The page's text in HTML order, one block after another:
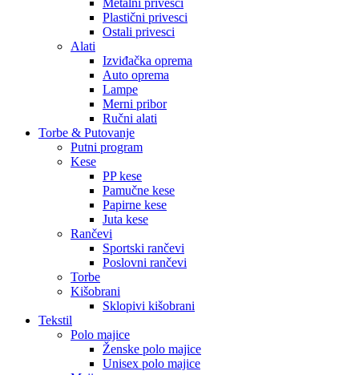
Metalni privesci
Plastični privesci
Ostali privesci
Alati
Izviđačka oprema
Auto oprema
Lampe
Merni pribor
Ručni alati
Torbe & Putovanje
Putni program
Kese
PP kese
Pamučne kese
Papirne kese
Juta kese
Rančevi
Sportski rančevi
Poslovni rančevi
Torbe
Kišobrani
Sklopivi kišobrani
Tekstil
Polo majice
Ženske polo majice
Unisex polo majice